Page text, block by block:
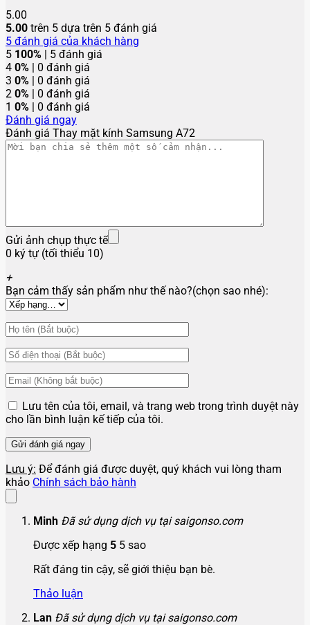
5.00
5.00 trên 5 dựa trên 5 đánh giá
5 đánh giá của khách hàng
5 100% | 5 đánh giá
4 0% | 0 đánh giá
3 0% | 0 đánh giá
2 0% | 0 đánh giá
1 0% | 0 đánh giá
Đánh giá ngay
Đánh giá Thay mặt kính Samsung A72
Gửi ảnh chụp thực tế
0 ký tự (tối thiểu 10)
+
Bạn cảm thấy sản phẩm như thế nào?(chọn sao nhé):
Lưu tên của tôi, email, và trang web trong trình duyệt này
cho lần bình luận kế tiếp của tôi.
Lưu ý: Để đánh giá được duyệt, quý khách vui lòng tham
khảo Chính sách bảo hành
Minh Đã sử dụng dịch vụ tại saigonso.com
Được xếp hạng 5 5 sao
Rất đáng tin cậy, sẽ giới thiệu bạn bè.
Thảo luận
Lan Đã sử dụng dịch vụ tại saigonso.com